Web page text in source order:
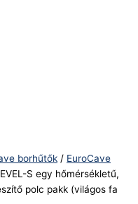
borhűtők / EuroCave
S egy hőmérsékletű,
polc pakk (világos fa